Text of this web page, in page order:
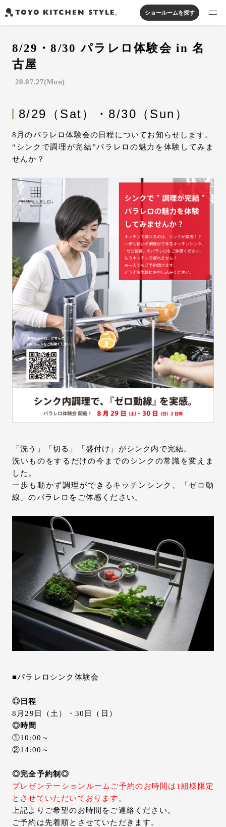
オープンキッチン
システムキッチン
実例から探す
ジャーナルを読む
オンラインストア
お知らせ
カタログを見る
よくあるご質問
サポート
LANGUAGE :
JP
EN
CN
ショールームを探す
8/29・8/30 パラレロ体験会 in 名
古屋
20.07.27(Mon)
8/29（Sat）・8/30（Sun）
8月のパラレロ体験会の日程についてお知らせします。
“シンクで調理が完結”パラレロの魅力を体験してみま
せんか？
「洗う」「切る」「盛付け」がシンク内で完結。
洗いものをするだけの今までのシンクの常識を変えま
した。
一歩も動かず調理ができるキッチンシンク、「ゼロ動
線」のパラレロをご体感ください。
■パラレロシンク体験会
◎日程
8月29日（土）・30日（日）
◎時間
①10:00～
②14:00～
◎完全予約制◎
プレゼンテーションルームご予約のお時間は1組様限定
とさせていただいております。
上記よりご希望のお時間をご連絡ください。
ご予約は先着順とさせていただきます。